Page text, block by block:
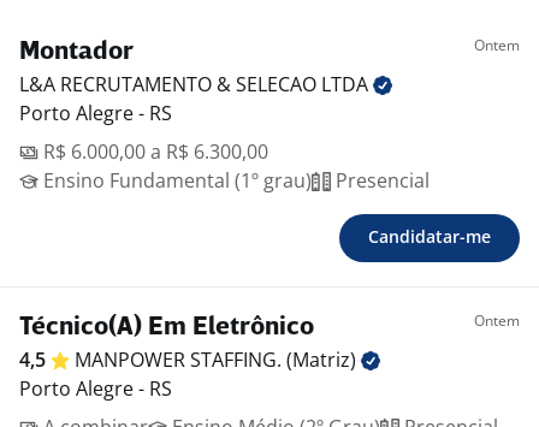
Montador Ontem
L&A RECRUTAMENTO & SELECAO LTDA
Porto Alegre - RS
R$ 6.000,00 a R$ 6.300,00
Ensino Fundamental (1º grau)
Presencial
Candidatar-me
Técnico(A) Em Eletrônico Ontem
4,5 MANPOWER STAFFING. (Matriz)
Porto Alegre - RS